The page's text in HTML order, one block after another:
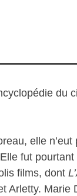
du
elle n’eut
fut pourtant
films, dont
Arletty. Marie